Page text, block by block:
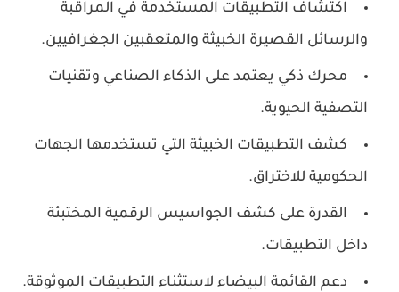
اكتشاف التطبيقات المستخدمة في المراقبة
والرسائل القصيرة الخبيثة والمتعقبين الجغرافيين.
محرك ذكي يعتمد على الذكاء الصناعي وتقنيات
التصفية الحيوية.
كشف التطبيقات الخبيثة التي تستخدمها الجهات
الحكومية للاختراق.
القدرة على كشف الجواسيس الرقمية المختبئة
داخل التطبيقات.
دعم القائمة البيضاء لاستثناء التطبيقات الموثوقة.